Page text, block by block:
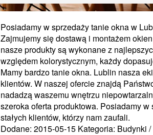
Posiadamy w sprzedaży tanie okna w
Zajmujemy się dostawą i montażem
nasze produkty są wykonane z
względem kolorystycznym, każdy
Mamy bardzo tanie okna. Lublin nasza
klientów. W naszej ofercie znajdą
nadadzą waszemu wnętrzu
szeroka oferta produktowa. Posiadamy
stałych klientów, którzy nam zaufali.
Dodane: 2015-05-15 Kategoria: Budynki